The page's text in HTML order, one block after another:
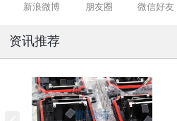
新浪微博 朋友圈 微信好友
资讯推荐